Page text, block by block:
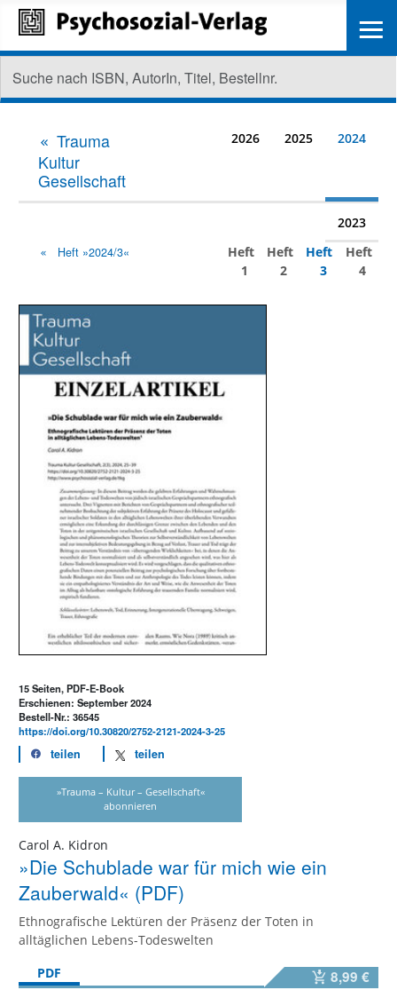
Trauma
Kultur
Gesellschaft
2026 2025 2024
2023
Heft »2024/3«
Heft
1
Heft
2
Heft
3
Heft
4
15 Seiten, PDF-E-Book
Erschienen: September 2024
Bestell-Nr.: 36545
https://doi.org/10.30820/2752-2121-2024-3-25
teilen teilen
»Trauma – Kultur – Gesellschaft«
abonnieren
Carol A. Kidron
»Die Schublade war für mich wie ein
Zauberwald« (PDF)
Ethnografische Lektüren der Präsenz der Toten in
alltäglichen Lebens-Todeswelten
PDF
8,99 €
≡